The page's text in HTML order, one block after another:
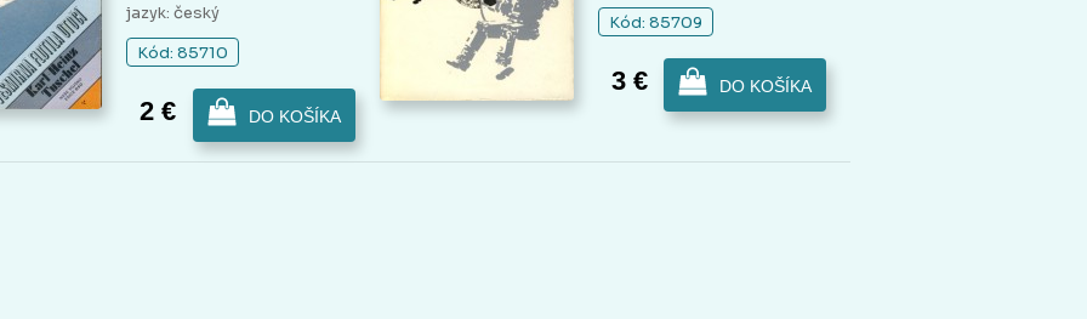
jazyk: český
Kód: 85710
2 € DO KOŠÍKA
Kód: 85709
3 € DO KOŠÍKA